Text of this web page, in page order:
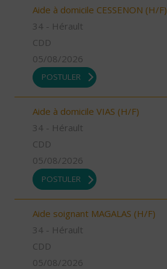
Aide à domicile CESSENON (H/F)
34 - Hérault
CDD
05/08/2026
POSTULER
Aide à domicile VIAS (H/F)
34 - Hérault
CDD
05/08/2026
POSTULER
Aide soignant MAGALAS (H/F)
34 - Hérault
CDD
05/08/2026